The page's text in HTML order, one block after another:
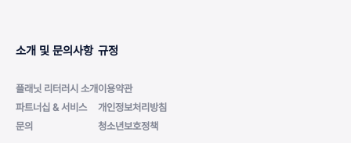
소개 및 문의사항
플래닛 리터러시 소개
파트너십 & 서비스
문의
규정
이용약관
개인정보처리방침
청소년보호정책